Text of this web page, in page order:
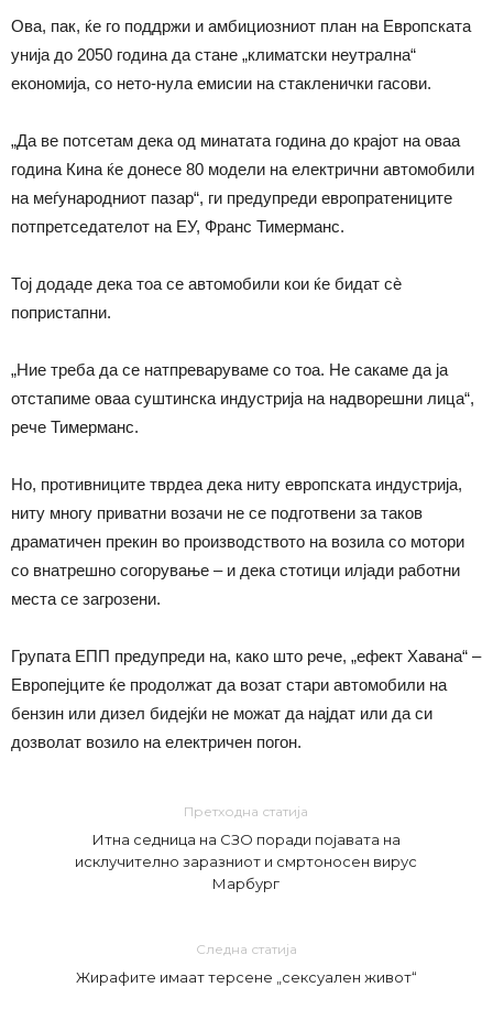
Ова, пак, ќе го поддржи и амбициозниот план на Европската
унија до 2050 година да стане „климатски неутрална“
економија, со нето-нула емисии на стакленички гасови.
„Да ве потсетам дека од минатата година до крајот на оваа
година Кина ќе донесе 80 модели на електрични автомобили
на меѓународниот пазар“, ги предупреди европратениците
потпретседателот на ЕУ, Франс Тимерманс.
Тој додаде дека тоа се автомобили кои ќе бидат сè
попристапни.
„Ние треба да се натпреваруваме со тоа. Не сакаме да ја
отстапиме оваа суштинска индустрија на надворешни лица“,
рече Тимерманс.
Но, противниците тврдеа дека ниту европската индустрија,
ниту многу приватни возачи не се подготвени за таков
драматичен прекин во производството на возила со мотори
со внатрешно согорување – и дека стотици илјади работни
места се загрозени.
Групата ЕПП предупреди на, како што рече, „ефект Хавана“ –
Европејците ќе продолжат да возат стари автомобили на
бензин или дизел бидејќи не можат да најдат или да си
дозволат возило на електричен погон.
Претходна статија
Итна седница на СЗО поради појавата на
исклучително заразниот и смртоносен вирус
Марбург
Следна статија
Жирафите имаат терсене „сексуален живот“